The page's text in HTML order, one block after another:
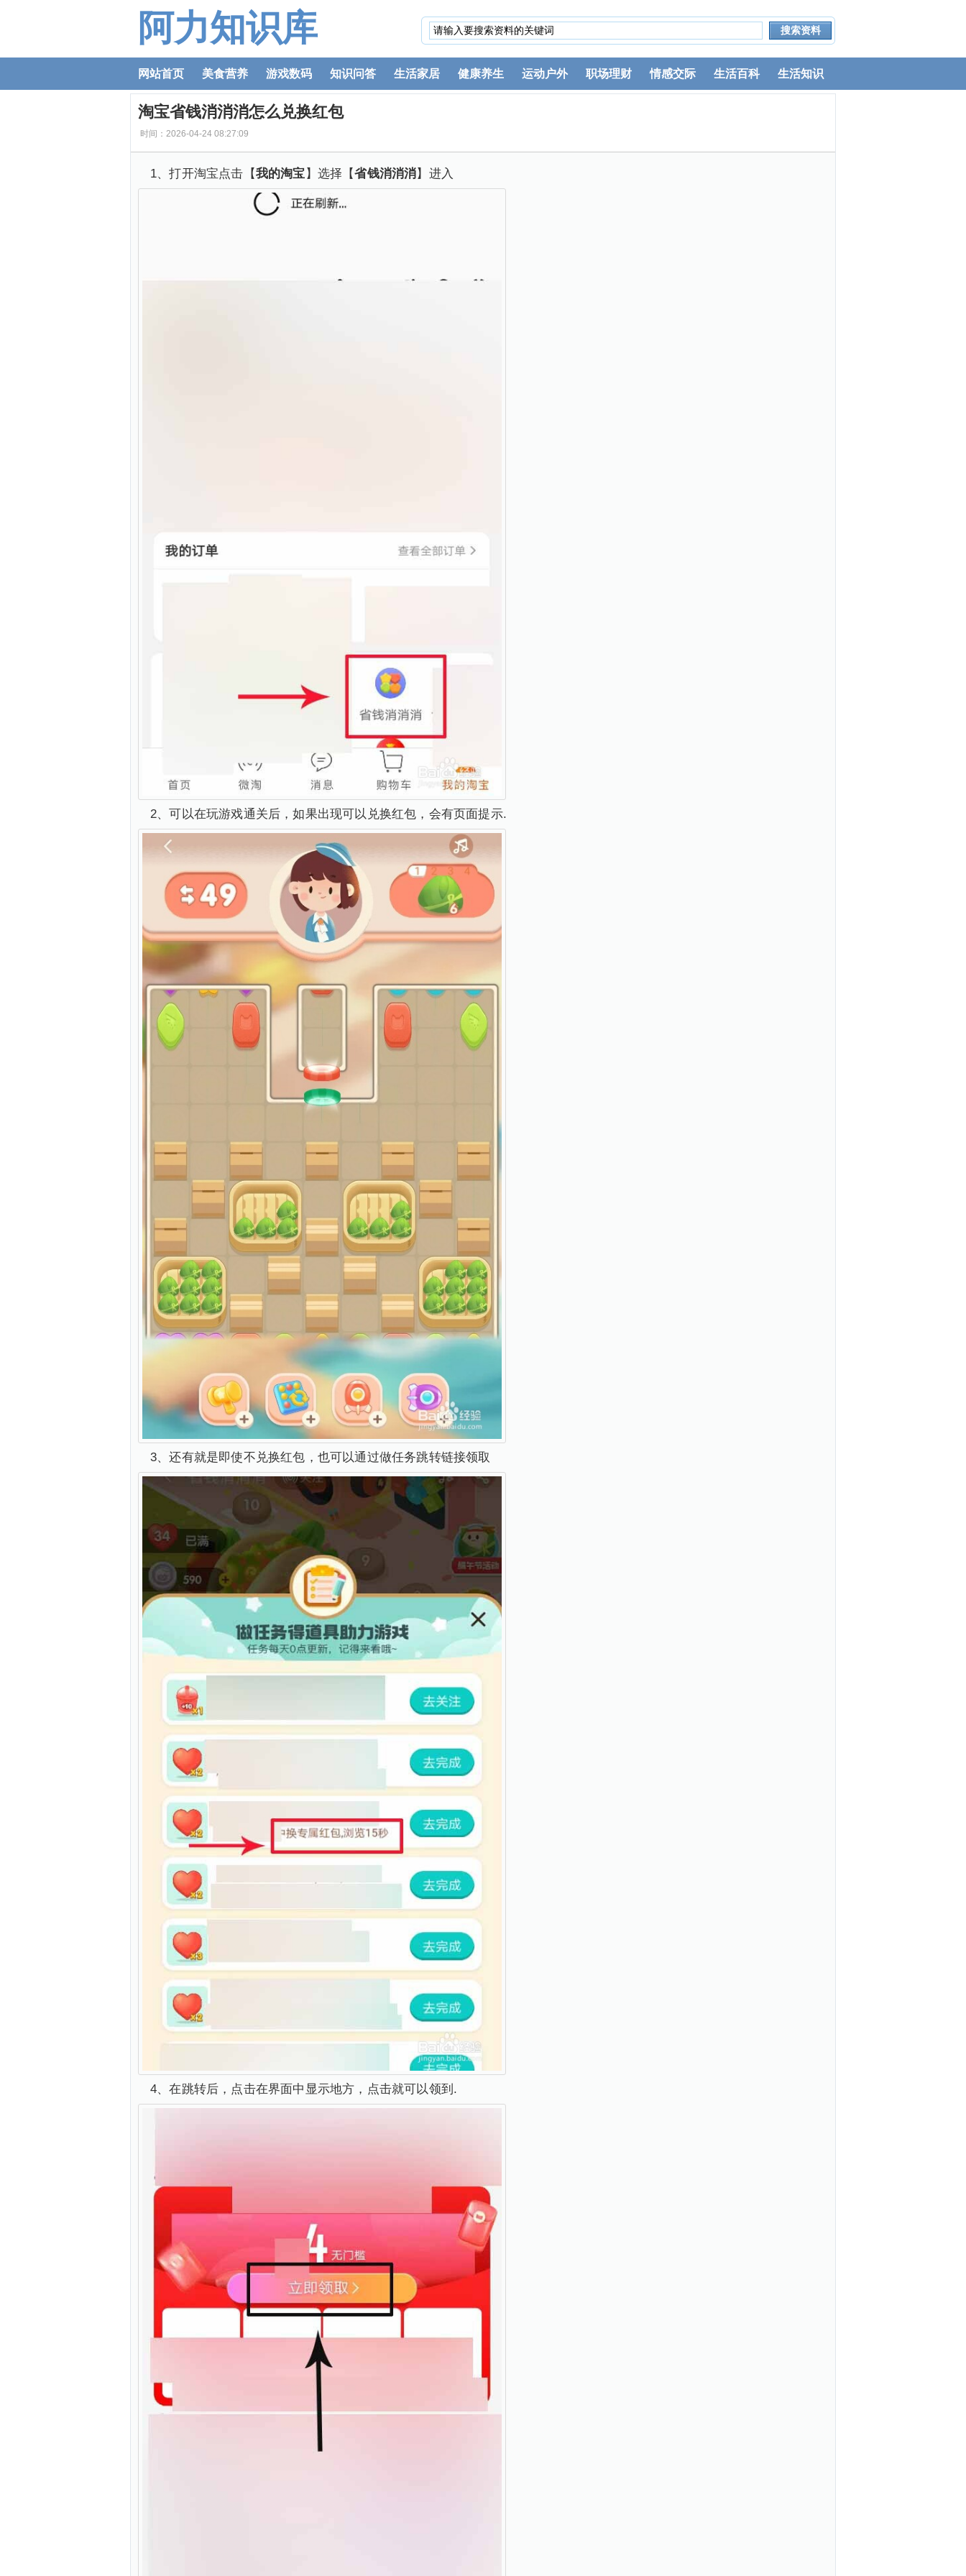
阿力知识库
网站首页 美食营养 游戏数码 知识问答 生活家居 健康养生 运动户外 职场理财 情感交际 生活百科 生活知识
淘宝省钱消消消怎么兑换红包
时间：2026-04-24 08:27:09
1、打开淘宝点击【我的淘宝 】选择【省钱消消消】进入
2、可以在玩游戏通关后，如果出现可以兑换红包，会有页面提示.
3、还有就是即使不兑换红包，也可以通过做任务跳转链接领取
4、在跳转后，点击在界面中显示地方，点击就可以领到.